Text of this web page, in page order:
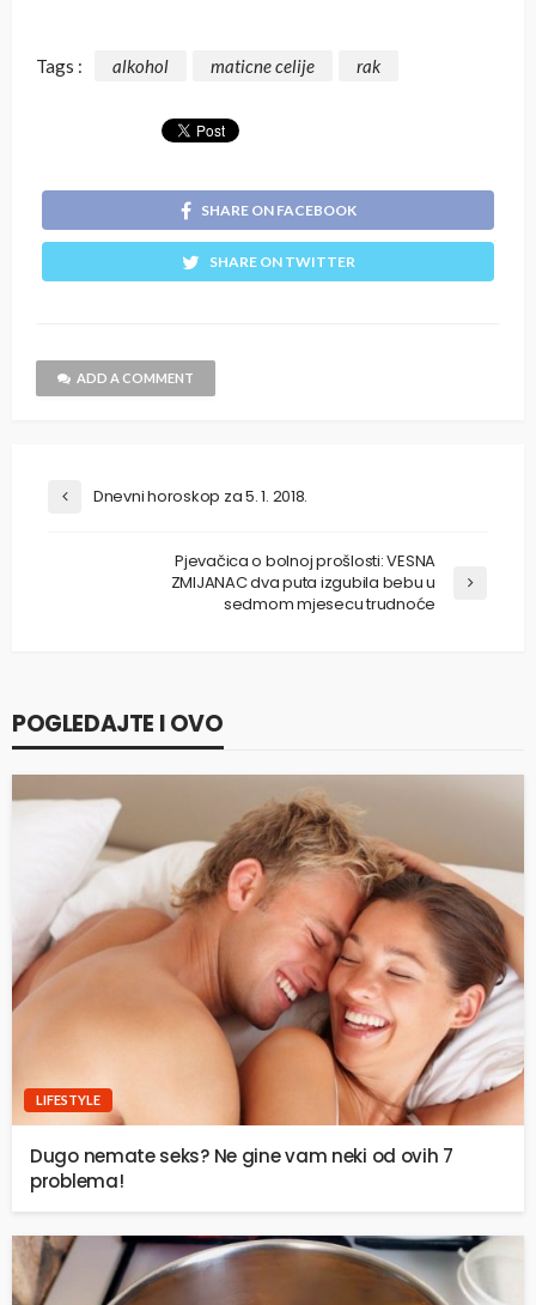
Tags : alkohol maticne celije rak
SHARE ON FACEBOOK
SHARE ON TWITTER
ADD A COMMENT
Dnevni horoskop za 5. 1. 2018.
Pjevačica o bolnoj prošlosti: VESNA
ZMIJANAC dva puta izgubila bebu u
sedmom mjesecu trudnoće
POGLEDAJTE I OVO
LIFESTYLE
Dugo nemate seks? Ne gine vam neki od ovih 7
problema!